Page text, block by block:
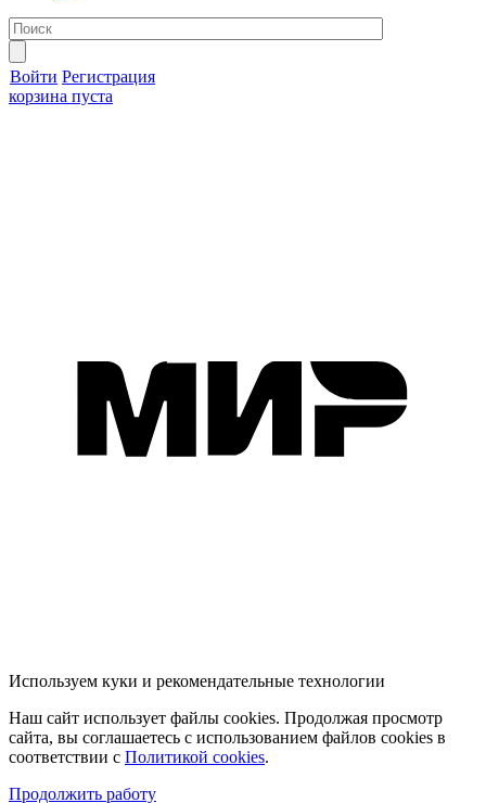
Войти Регистрация
корзина пуста
Используем куки и рекомендательные технологии
Наш сайт использует файлы cookies. Продолжая просмотр
сайта, вы соглашаетесь с использованием файлов cookies в
соответствии с Политикой cookies.
Продолжить работу